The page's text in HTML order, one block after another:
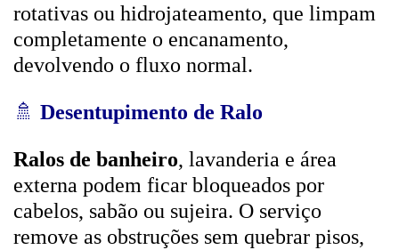
rotativas ou hidrojateamento, que limpam
completamente o encanamento,
devolvendo o fluxo normal.
🚿 Desentupimento de Ralo
Ralos de banheiro, lavanderia e área
externa podem ficar bloqueados por
cabelos, sabão ou sujeira. O serviço
remove as obstruções sem quebrar pisos,